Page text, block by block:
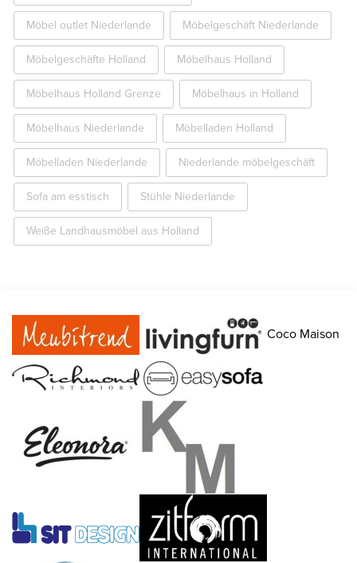
Möbel outlet Niederlande Möbelgeschäft Niederlande
Möbelgeschäfte Holland Möbelhaus Holland
Möbelhaus Holland Grenze Möbelhaus in Holland
Möbelhaus Niederlande Möbelladen Holland
Möbelladen Niederlande Niederlande möbelgeschäft
Sofa am esstisch Stühle Niederlande
Weiße Landhausmöbel aus Holland
Coco Maison